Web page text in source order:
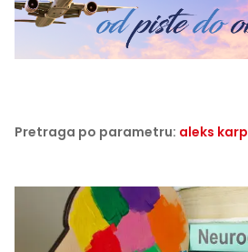
Pretraga po parametru: aleks karp